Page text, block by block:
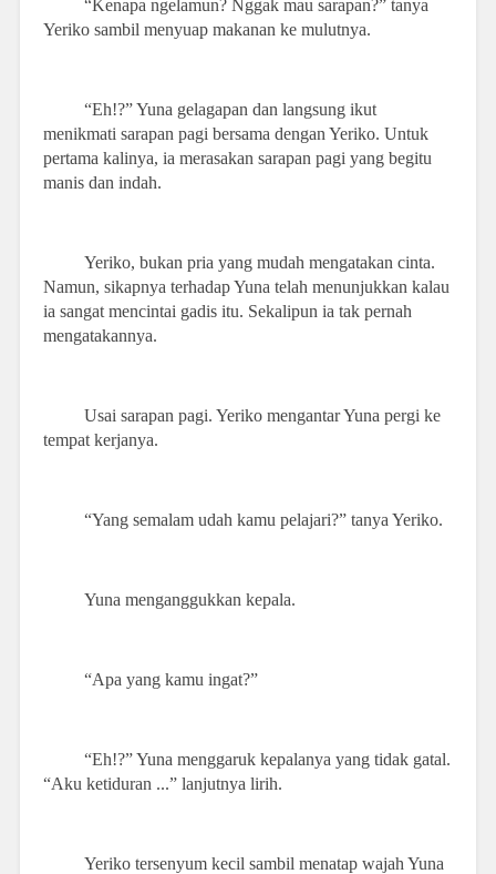
“Kenapa ngelamun? Nggak mau sarapan?” tanya
Yeriko sambil menyuap makanan ke mulutnya.
“Eh!?” Yuna gelagapan dan langsung ikut
menikmati sarapan pagi bersama dengan Yeriko. Untuk
pertama kalinya, ia merasakan sarapan pagi yang begitu
manis dan indah.
Yeriko, bukan pria yang mudah mengatakan cinta.
Namun, sikapnya terhadap Yuna telah menunjukkan kalau
ia sangat mencintai gadis itu. Sekalipun ia tak pernah
mengatakannya.
Usai sarapan pagi. Yeriko mengantar Yuna pergi ke
tempat kerjanya.
“Yang semalam udah kamu pelajari?” tanya Yeriko.
Yuna menganggukkan kepala.
“Apa yang kamu ingat?”
“Eh!?” Yuna menggaruk kepalanya yang tidak gatal.
“Aku ketiduran ...” lanjutnya lirih.
Yeriko tersenyum kecil sambil menatap wajah Yuna